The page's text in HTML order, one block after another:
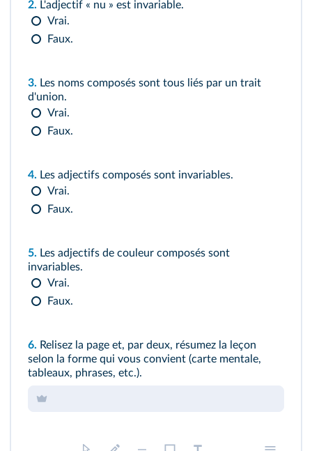
2. L'adjectif « nu » est invariable.
Vrai.
Faux.
3. Les noms composés sont tous liés par un trait
d'union.
Vrai.
Faux.
4. Les adjectifs composés sont invariables.
Vrai.
Faux.
5. Les adjectifs de couleur composés sont
invariables.
Vrai.
Faux.
6. Relisez la page et, par deux, résumez la leçon
selon la forme qui vous convient (carte mentale,
tableaux, phrases, etc.).